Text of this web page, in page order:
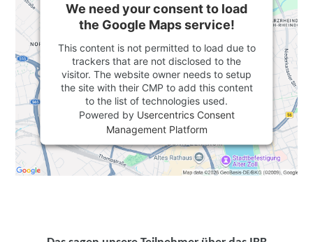
We need your consent to load
the Google Maps service!
This content is not permitted to load due to
trackers that are not disclosed to the
visitor. The website owner needs to setup
the site with their CMP to add this content
to the list of technologies used.
Powered by Usercentrics Consent
Management Platform